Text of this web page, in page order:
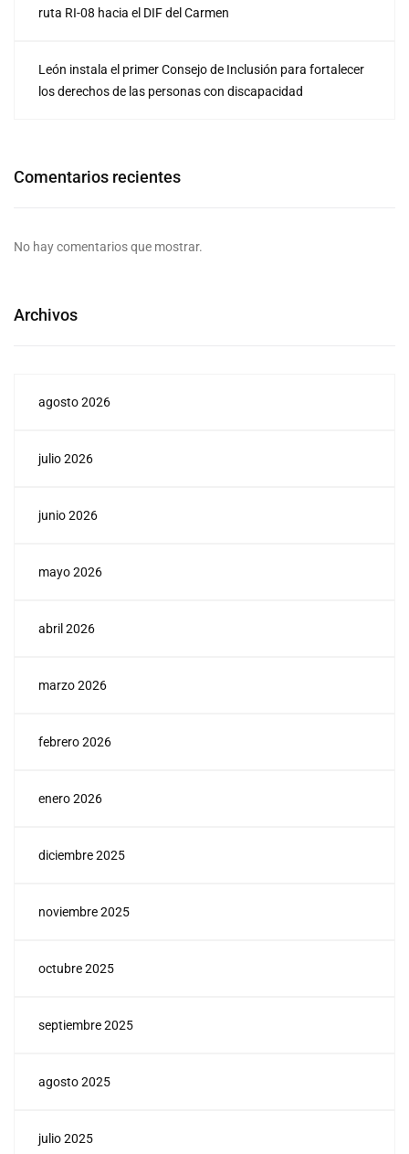
ruta RI-08 hacia el DIF del Carmen
León instala el primer Consejo de Inclusión para fortalecer
los derechos de las personas con discapacidad
Comentarios recientes
No hay comentarios que mostrar.
Archivos
agosto 2026
julio 2026
junio 2026
mayo 2026
abril 2026
marzo 2026
febrero 2026
enero 2026
diciembre 2025
noviembre 2025
octubre 2025
septiembre 2025
agosto 2025
julio 2025